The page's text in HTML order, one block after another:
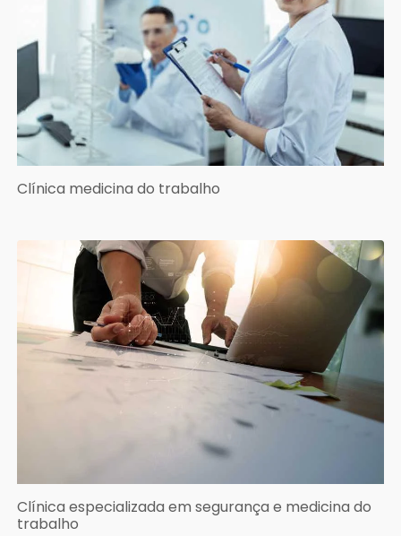
Clínica medicina do trabalho
Clínica especializada em segurança e medicina do
trabalho